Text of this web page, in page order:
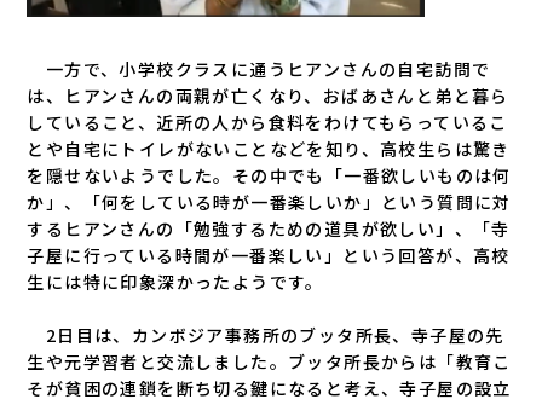
一方で、小学校クラスに通うヒアンさんの自宅訪問で
は、ヒアンさんの両親が亡くなり、おばあさんと弟と暮ら
していること、近所の人から食料をわけてもらっているこ
とや自宅にトイレがないことなどを知り、高校生らは驚き
を隠せないようでした。その中でも「一番欲しいものは何
か」、「何をしている時が一番楽しいか」という質問に対
するヒアンさんの「勉強するための道具が欲しい」、「寺
子屋に行っている時間が一番楽しい」という回答が、高校
生には特に印象深かったようです。
2日目は、カンボジア事務所のブッタ所長、寺子屋の先
生や元学習者と交流しました。ブッタ所長からは「教育こ
そが貧困の連鎖を断ち切る鍵になると考え、寺子屋の設立